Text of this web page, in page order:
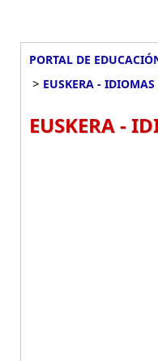
PORTAL DE
> EUSKERA -
EUSKERA -